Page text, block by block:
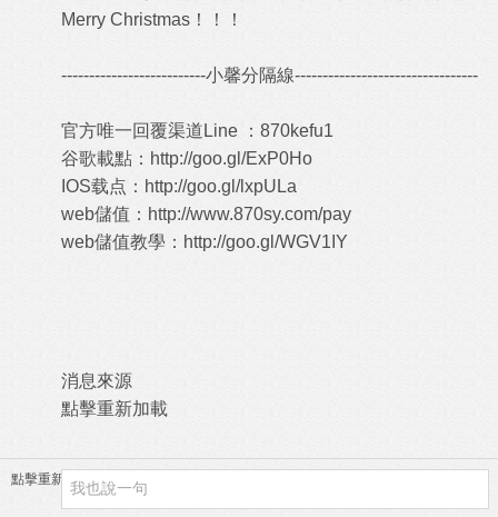
Merry Christmas！！！
--------------------------小馨分隔線---------------------------------
官方唯一回覆渠道Line ：870kefu1
谷歌載點： http://goo.gl/ExP0Ho
IOS载点： http://goo.gl/lxpULa
web儲值： http://www.870sy.com/pay
web儲值教學： http://goo.gl/WGV1IY
消息來源
點擊重新加載
點擊重新加載